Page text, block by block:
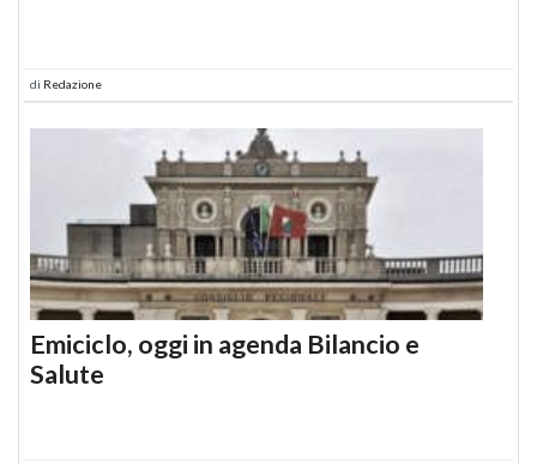
di Redazione
Emiciclo, oggi in agenda Bilancio e
Salute